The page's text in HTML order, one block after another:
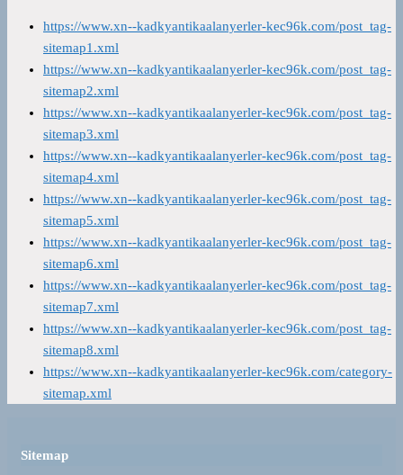
https://www.xn--kadkyantikaalanyerler-kec96k.com/post_tag-
sitemap1.xml
https://www.xn--kadkyantikaalanyerler-kec96k.com/post_tag-
sitemap2.xml
https://www.xn--kadkyantikaalanyerler-kec96k.com/post_tag-
sitemap3.xml
https://www.xn--kadkyantikaalanyerler-kec96k.com/post_tag-
sitemap4.xml
https://www.xn--kadkyantikaalanyerler-kec96k.com/post_tag-
sitemap5.xml
https://www.xn--kadkyantikaalanyerler-kec96k.com/post_tag-
sitemap6.xml
https://www.xn--kadkyantikaalanyerler-kec96k.com/post_tag-
sitemap7.xml
https://www.xn--kadkyantikaalanyerler-kec96k.com/post_tag-
sitemap8.xml
https://www.xn--kadkyantikaalanyerler-kec96k.com/category-
sitemap.xml
Sitemap